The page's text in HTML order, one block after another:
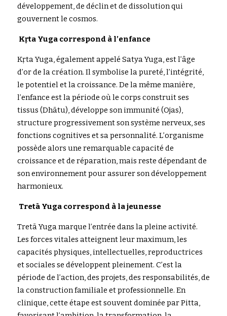
développement, de déclin et de dissolution qui
gouvernent le cosmos.
Kṛta Yuga correspond à l’enfance
Kṛta Yuga, également appelé Satya Yuga, est l’âge
d’or de la création. Il symbolise la pureté, l’intégrité,
le potentiel et la croissance. De la même manière,
l’enfance est la période où le corps construit ses
tissus (Dhātu), développe son immunité (Oja
structure progressivement son système nerveux, ses
fonctions cognitives et sa personnalité. L’organisme
possède alors une remarquable capacité de
croissance et de réparation, mais reste dépendant de
son environnement pour assurer son développement
harmonieux.
Tretā Yuga correspond à la jeunesse
Tretā Yuga marque l’entrée dans la pleine activité.
Les forces vitales atteignent leur maximum, les
capacités physiques, intellectuelles, reproductrices
et sociales se développent pleinement. C’est la
période de l’action, des projets, des responsabilités, de
la construction familiale et professionnelle. En
clinique, cette étape est souvent dominée par Pitta,